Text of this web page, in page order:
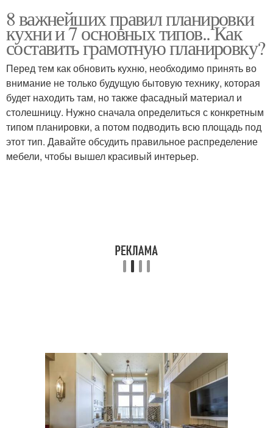
8 важнейших правил планировки
кухни и 7 основных типов.. Как
составить грамотную планировку?
Перед тем как обновить кухню, необходимо принять во
внимание не только будущую бытовую технику, которая
будет находить там, но также фасадный материал и
столешницу. Нужно сначала определиться с конкретным
типом планировки, а потом подводить всю площадь под
этот тип. Давайте обсудить правильное распределение
мебели, чтобы вышел красивый интерьер.